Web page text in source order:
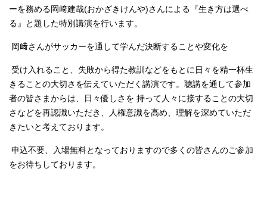
ーを務める岡﨑建哉(おかざきけんや)さんによる『生き方は選べ
る』と題した特別講演を行います。
岡﨑さんがサッカーを通して学んだ決断することや変化を
受け入れること、失敗から得た教訓などをもとに日々を精一杯生
きることの大切さを伝えていただく講演です。聴講を通して参加
者の皆さまからは、日々優しさを 持って人々に接することの大切
さなどを再認識いただき、人権意識を高め、理解を深めていただ
きたいと考えております。
申込不要、入場無料となっておりますので多くの皆さんのご参加
をお待ちしております。